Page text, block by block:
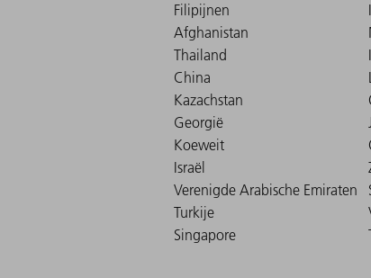
Filipijnen
Afghanistan
Thailand
China
Kazachstan
Georgië
Koeweit
Israël
Verenigde Arabische Emiraten
Turkije
Singapore